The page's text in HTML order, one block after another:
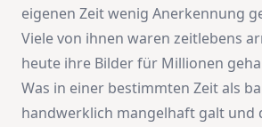
eigenen Zeit wenig Anerkennung
Viele von ihnen waren zeitlebens
heute ihre Bilder für Millionen
Was in einer bestimmten Zeit als
handwerklich mangelhaft galt und